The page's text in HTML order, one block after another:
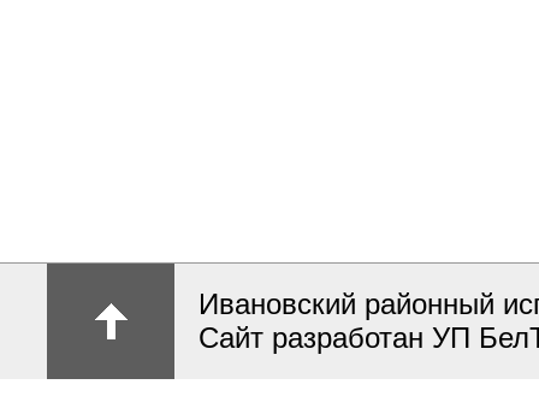
Ивановский районный
Сайт разработан УП